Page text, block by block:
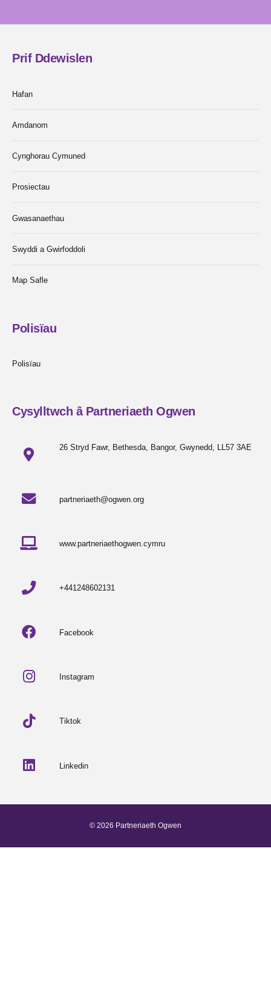
Prif Ddewislen
Hafan
Amdanom
Cynghorau Cymuned
Prosiectau
Gwasanaethau
Swyddi a Gwirfoddoli
Map Safle
Polisïau
Polisïau
Cysylltwch â Partneriaeth Ogwen
26 Stryd Fawr, Bethesda, Bangor, Gwynedd, LL57 3AE
partneriaeth@ogwen.org
www.partneriaethogwen.cymru
+441248602131
Facebook
Instagram
Tiktok
Linkedin
© 2026 Partneriaeth Ogwen